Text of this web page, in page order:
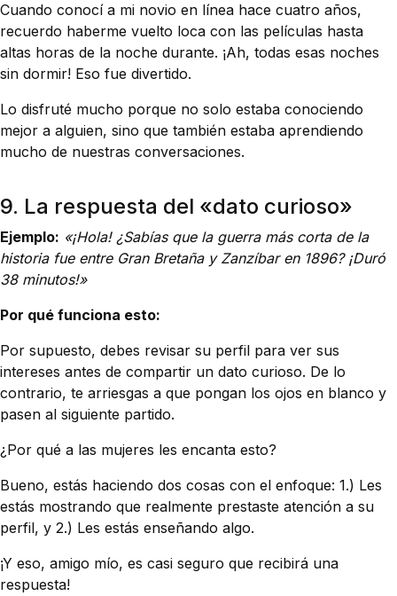
Cuando conocí a mi novio en línea hace cuatro años,
recuerdo haberme vuelto loca con las películas hasta
altas horas de la noche durante. ¡Ah, todas esas noches
sin dormir! Eso fue divertido.
Lo disfruté mucho porque no solo estaba conociendo
mejor a alguien, sino que también estaba aprendiendo
mucho de nuestras conversaciones.
9. La respuesta del «dato curioso»
Ejemplo: «¡Hola! ¿Sabías que la guerra más corta de la
historia fue entre Gran Bretaña y Zanzíbar en 1896? ¡Duró
38 minutos!»
Por qué funciona esto:
Por supuesto, debes revisar su perfil para ver sus
intereses antes de compartir un dato curioso. De lo
contrario, te arriesgas a que pongan los ojos en blanco y
pasen al siguiente partido.
¿Por qué a las mujeres les encanta esto?
Bueno, estás haciendo dos cosas con el enfoque: 1.) Les
estás mostrando que realmente prestaste atención a su
perfil, y 2.) Les estás enseñando algo.
¡Y eso, amigo mío, es casi seguro que recibirá una
respuesta!